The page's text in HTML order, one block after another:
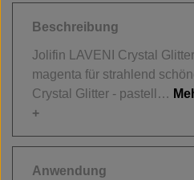
Beschreibung
Jolifin LAVENI Crystal
magenta für strahlend
Crystal Glitter - pastell…
Anwendung